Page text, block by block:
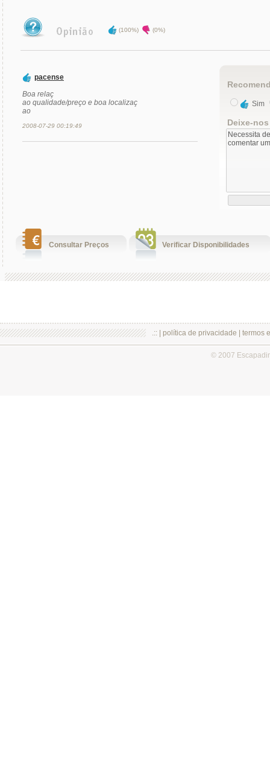
(100%) (0%)
pacense
Boa relaç
ao qualidade/preço e boa localizaç
ao
2008-07-29 00:19:49
Sim
Deixe-
Consultar Preços Verificar Disponibilidades
.:: | política de privacidade termos
© 2007